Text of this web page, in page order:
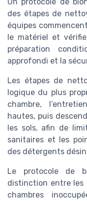
des étapes de
équipes
le matériel et
préparation
approfondi et la
Les étapes de
logique du plus
chambre,
hautes, puis
les sols, afin de
sanitaires et les
des détergents
Le protocole de
distinction entre les
chambres